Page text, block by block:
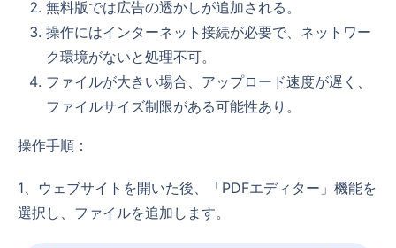
無料版では広告の透かしが追加される。
操作にはインターネット接続が必要で、ネットワー
ク環境がないと処理不可。
ファイルが大きい場合、アップロード速度が遅く、
ファイルサイズ制限がある可能性あり。
操作手順：
1、ウェブサイトを開いた後、「PDFエディター」機能を
選択し、ファイルを追加します。